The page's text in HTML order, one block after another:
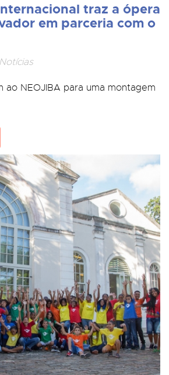
traz a ópera
em parceria com o
Notícias
ao NEOJIBA para uma montagem